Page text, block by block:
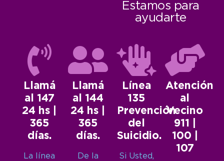
Estamos para
ayudarte
Llamá
al 147
24 hs |
365
días.
La línea
Llamá
al 144
24 hs |
365
días.
De la
Línea
135
Prevención
del
Suicidio.
Si Usted,
Atención
al
Vecino
911 |
100 |
107